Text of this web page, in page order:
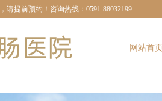
提前预约！咨询热线：0591-88032199
网站首页